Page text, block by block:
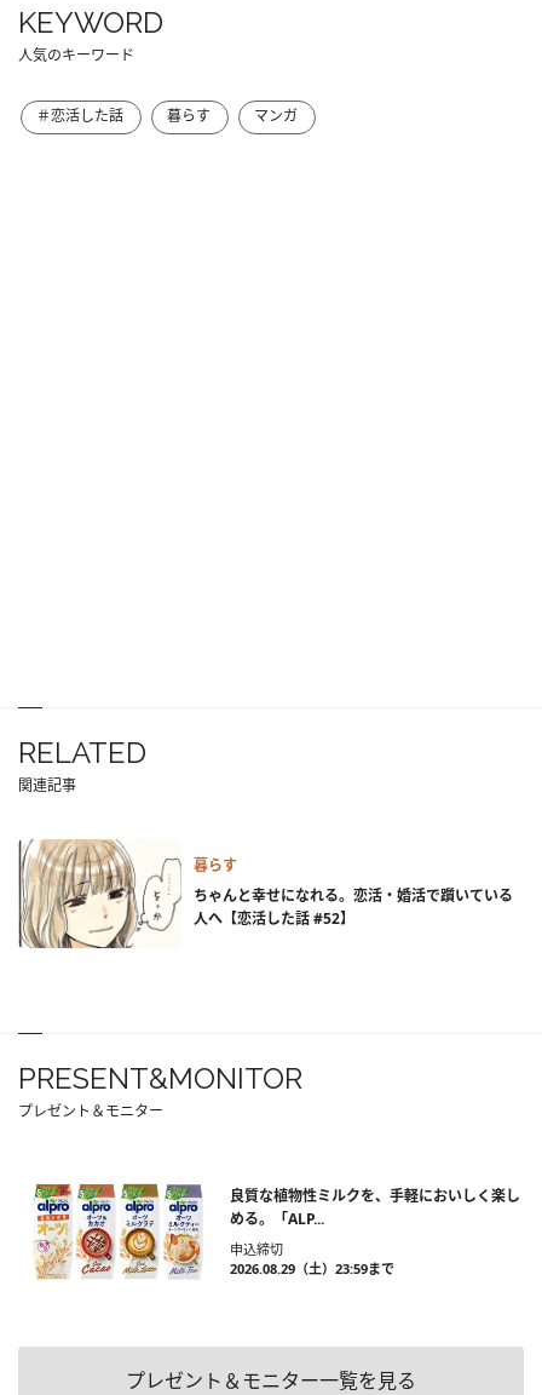
KEYWORD
人気のキーワード
＃恋活した話 暮らす マンガ
RELATED
関連記事
暮らす
ちゃんと幸せになれる。恋活・婚活で躓いている
人へ【恋活した話 #52】
PRESENT&MONITOR
プレゼント＆モニター
良質な植物性ミルクを、手軽においしく楽し
める。「ALP...
申込締切
2026.08.29（土）23:59まで
プレゼント＆モニター一覧を見る